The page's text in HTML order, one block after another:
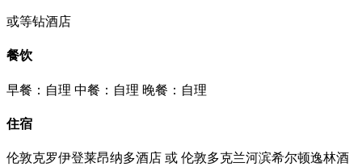
或等钻酒店
餐饮
早餐：自理 中餐：自理 晚餐：自理
住宿
伦敦克罗伊登莱昂纳多酒店 或 伦敦多克兰河滨希尔顿逸林酒